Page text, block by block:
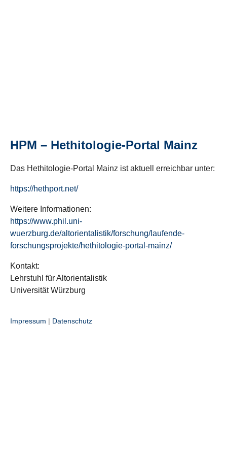
HPM – Hethitologie-Portal Mainz
Das Hethitologie-Portal Mainz ist aktuell erreichbar unter:
https://hethport.net/
Weitere Informationen:
https://www.phil.uni-
wuerzburg.de/altorientalistik/forschung/laufende-
forschungsprojekte/hethitologie-portal-mainz/
Kontakt:
Lehrstuhl für Altorientalistik
Universität Würzburg
Impressum | Datenschutz